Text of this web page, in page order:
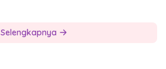
Selengkapnya